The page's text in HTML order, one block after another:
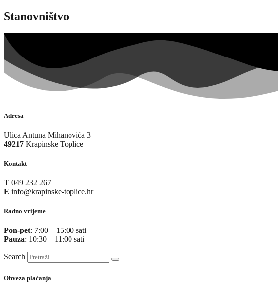
Stanovništvo
Adresa
Ulica Antuna Mihanovića 3
49217 Krapinske Toplice
Kontakt
T 049 232 267
E info@krapinske-toplice.hr
Radno vrijeme
Pon-pet: 7:00 – 15:00 sati
Pauza: 10:30 – 11:00 sati
Search
Obveza plaćanja